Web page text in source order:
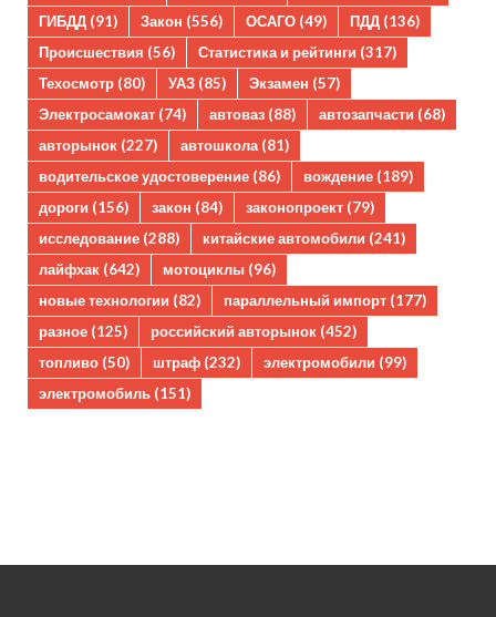
ГИБДД (91) Закон (556) ОСАГО (49) ПДД (136)
Происшествия (56) Статистика и рейтинги (317)
Техосмотр (80) УАЗ (85) Экзамен (57)
Электросамокат (74) автоваз (88) автозапчасти (68)
авторынок (227) автошкола (81)
водительское удостоверение (86) вождение (189)
дороги (156) закон (84) законопроект (79)
исследование (288) китайские автомобили (241)
лайфхак (642) мотоциклы (96)
новые технологии (82) параллельный импорт (177)
разное (125) российский авторынок (452)
топливо (50) штраф (232) электромобили (99)
электромобиль (151)